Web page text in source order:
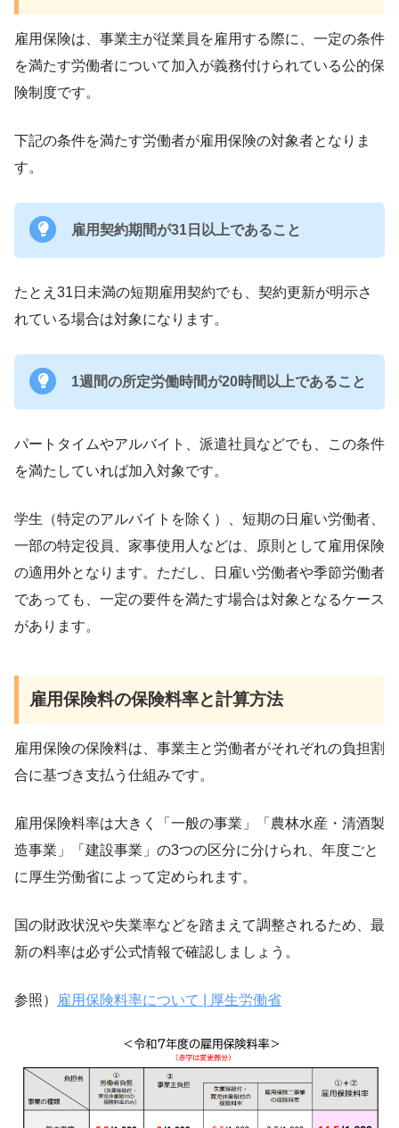
雇用保険は、事業主が従業員を雇用する際に、一定の条件
を満たす労働者について加入が義務付けられている公的保
険制度です。
下記の条件を満たす労働者が雇用保険の対象者となりま
す。
雇用契約期間が31日以上であること
たとえ31日未満の短期雇用契約でも、契約更新が明示さ
れている場合は対象になります。
1週間の所定労働時間が20時間以上であること
パートタイムやアルバイト、派遣社員などでも、この条件
を満たしていれば加入対象です。
学生（特定のアルバイトを除く）、短期の日雇い労働者、
一部の特定役員、家事使用人などは、原則として雇用保険
の適用外となります。ただし、日雇い労働者や季節労働者
であっても、一定の要件を満たす場合は対象となるケース
があります。
雇用保険料の保険料率と計算方法
雇用保険の保険料は、事業主と労働者がそれぞれの負担割
合に基づき支払う仕組みです。
雇用保険料率は大きく「一般の事業」「農林水産・清酒製
造事業」「建設事業」の3つの区分に分けられ、年度ごと
に厚生労働省によって定められます。
国の財政状況や失業率などを踏まえて調整されるため、最
新の料率は必ず公式情報で確認しましょう。
参照） 雇用保険料率について | 厚生労働省